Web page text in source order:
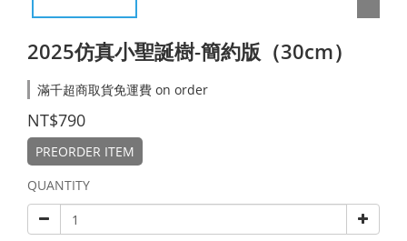
2025仿真小聖誕樹-簡約版（30cm）
滿千超商取貨免運費 on order
NT$790
PREORDER ITEM
QUANTITY